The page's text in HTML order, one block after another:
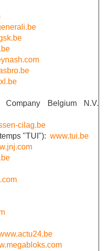
Company Belgium N.V.
cilag.be
"TUI"): www.tui.be